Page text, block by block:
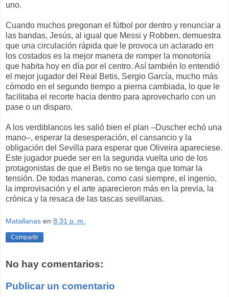
uno.
Cuando muchos pregonan el fútbol por dentro y renunciar a
las bandas, Jesús, al igual que Messi y Robben, demuestra
que una circulación rápida que le provoca un aclarado en
los costados es la mejor manera de romper la monotonía
que habita hoy en día por el centro. Así también lo entendió
el mejor jugador del Real Betis, Sergio García, mucho más
cómodo en el segundo tiempo a pierna cambiada, lo que le
facilitaba el recorte hacia dentro para aprovecharlo con un
pase o un disparo.
A los verdiblancos les salió bien el plan –Duscher echó una
mano–, esperar la desesperación, el cansancio y la
obligación del Sevilla para esperar que Oliveira apareciese.
Este jugador puede ser en la segunda vuelta uno de los
protagonistas de que el Betis no se tenga que tomar la
tensión. De todas maneras, como casi siempre, el ingenio,
la improvisación y el arte aparecieron más en la previa, la
crónica y la resaca de las tascas sevillanas.
Matallanas en 8:31 p. m.
Compartir
No hay comentarios:
Publicar un comentario